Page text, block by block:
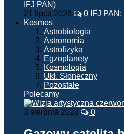
21 lipca 2026 0 IFJ
Kosmos
Astrobiologia
Astronomia
Astrofizyka
Egzoplanety
Kosmologia
Ukł. Słoneczny
Pozostałe
Polecamy
3 sierpnia 2026 0